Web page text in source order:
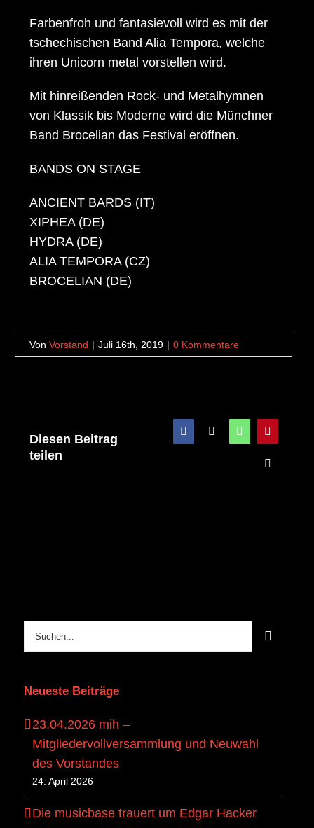
Farbenfroh und fantasievoll wird es mit der
tschechischen Band Alia Tempora, welche
ihren Unicorn metal vorstellen wird.
Mit hinreißenden Rock- und Metalhymnen
von Klassik bis Moderne wird die Münchner
Band Brocelian das Festival eröffnen.
BANDS ON STAGE
ANCIENT BARDS (IT)
XIPHEA (DE)
HYDRA (DE)
ALIA TEMPORA (CZ)
BROCELIAN (DE)
VonVorstand | Juli 16th, 2019 | 0 Kommentare
Diesen Beitrag
teilen
Facebook
X WhatsAppPinterest
E-
Suche
nach:
Neueste Beiträge
23.04.2026 mih –
Mitgliedervollversammlung und Neuwahl
des Vorstandes
24. April 2026
Die musicbase trauert um Edgar Hacker